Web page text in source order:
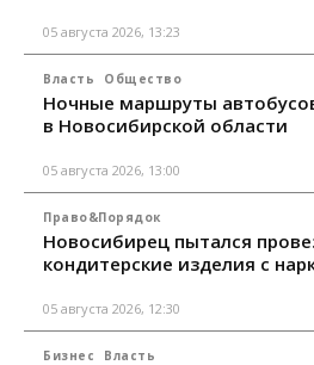
05 августа 2026, 13:23
Власть Общество
Ночные маршруты
в Новосибирской области
05 августа 2026, 13:00
Право&Порядок
Новосибирец пытался
кондитерские изделия с
05 августа 2026, 12:30
Бизнес Власть